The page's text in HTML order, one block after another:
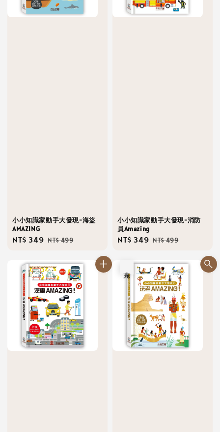
小小知識家動手大發現-海盜
AMAZING
Sale
NT$ 349 Regular
NT$ 499
小小知識家動手大發現-消防
員Amazing
Sale
NT$ 349 Regular
NT$ 499